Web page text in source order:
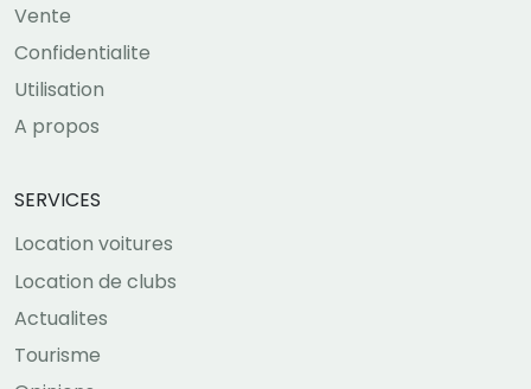
Vente
Confidentialite
Utilisation
A propos
SERVICES
Location voitures
Location de clubs
Actualites
Tourisme